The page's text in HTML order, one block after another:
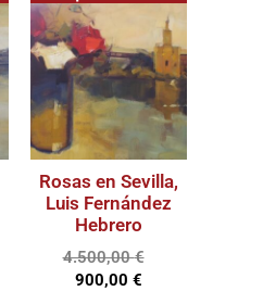
Rosas en Sevilla,
Luis Fernández
Hebrero
4.500,00€
900,00 €